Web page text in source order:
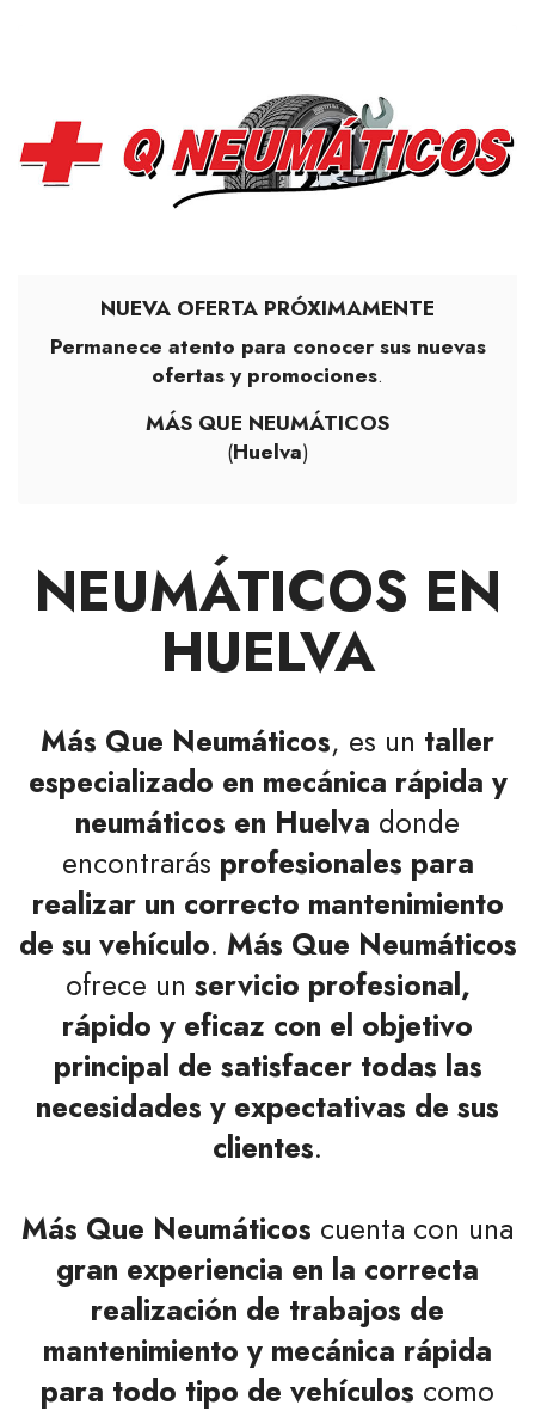
NUEVA OFERTA PRÓXIMAMENTE
Permanece atento para conocer sus nuevas
ofertas y promociones.
MÁS QUE NEUMÁTICOS
(Huelva)
NEUMÁTICOS EN
HUELVA
Más Que Neumáticos, es un taller
especializado en mecánica rápida y
neumáticos en Huelva donde
encontrarás profesionales para
realizar un correcto mantenimiento
de su vehículo. Más Que Neumáticos
ofrece un servicio profesional,
rápido y eficaz con el objetivo
principal de satisfacer todas las
necesidades y expectativas de sus
clientes.
Más Que Neumáticos cuenta con una
gran experiencia en la correcta
realización de trabajos de
mantenimiento y mecánica rápida
para todo tipo de vehículos como